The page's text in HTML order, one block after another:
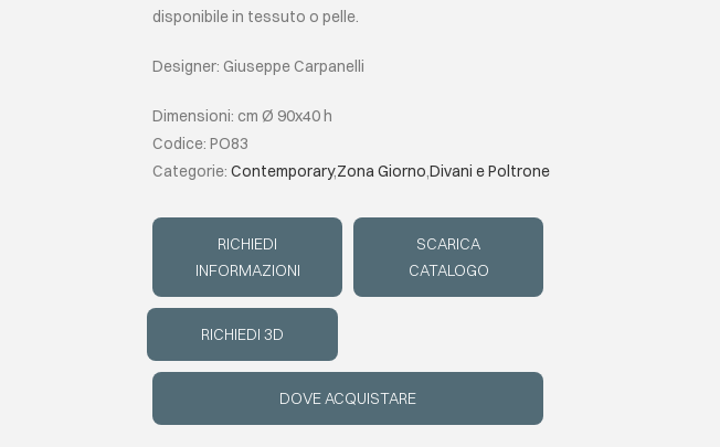
disponibile in tessuto o pelle.
Designer: Giuseppe Carpanelli
Dimensioni: cm Ø 90x40 h
Codice: PO83
Categorie: Contemporary,Zona Giorno,Divani e Poltrone
RICHIEDI
INFORMAZIONI
SCARICA
CATALOGO
RICHIEDI 3D
DOVE ACQUISTARE